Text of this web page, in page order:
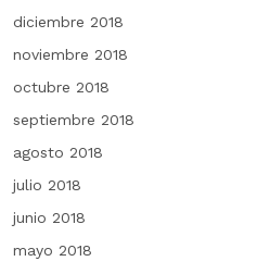
diciembre 2018
noviembre 2018
octubre 2018
septiembre 2018
agosto 2018
julio 2018
junio 2018
mayo 2018